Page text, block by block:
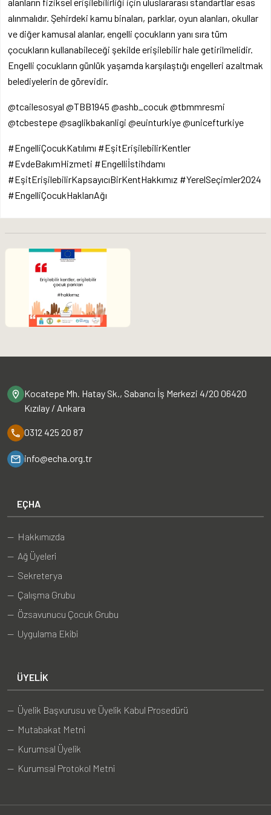
alınmalıdır. Şehirdeki kamu binaları, parklar, oyun alanları, okullar
ve diğer kamusal alanlar, engelli çocukların yanı sıra tüm
çocukların kullanabileceği şekilde erişilebilir hale getirilmelidir.
Engelli çocukların günlük yaşamda karşılaştığı engelleri azaltmak
belediyelerin de görevidir.
@tcailesosyal @TBB1945 @ashb_cocuk @tbmmresmi
@tcbestepe @saglikbakanligi @euinturkiye @unicefturkiye
#EngelliÇocukKatılımı #EşitErişilebilirKentler
#EvdeBakımHizmeti #Engelliİstihdamı
#EşitErişilebilirKapsayıcıBirKentHakkımız #YerelSeçimler2024
#EngelliÇocukHaklarıAğı
Kocatepe Mh. Hatay Sk., Sabancı İş Merkezi 4/20 06420
Kızılay / Ankara
0312 425 20 87
info@echa.org.tr
EÇHA
— Hakkımızda
— Ağ Üyeleri
— Sekreterya
— Çalışma Grubu
— Özsavunucu Çocuk Grubu
— Uygulama Ekibi
ÜYELIK
— Üyelik Başvurusu ve Üyelik Kabul Prosedürü
— Mutabakat Metni
— Kurumsal Üyelik
— Kurumsal Protokol Metni